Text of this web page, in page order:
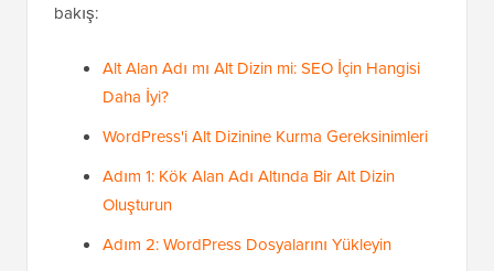
bakış:
Alt Alan Adı mı Alt Dizin mi: SEO İçin Hangisi
Daha İyi?
WordPress'i Alt Dizinine Kurma Gereksinimleri
Adım 1: Kök Alan Adı Altında Bir Alt Dizin
Oluşturun
Adım 2: WordPress Dosyalarını Yükleyin